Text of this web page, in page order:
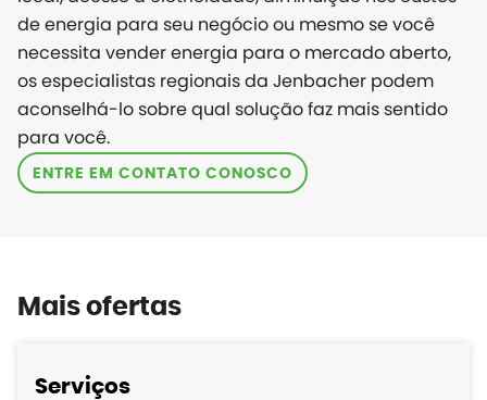
de energia para seu negócio ou mesmo se você
necessita vender energia para o mercado aberto,
os especialistas regionais da Jenbacher podem
aconselhá-lo sobre qual solução faz mais sentido
para você.
ENTRE EM CONTATO CONOSCO
Mais ofertas
Serviços